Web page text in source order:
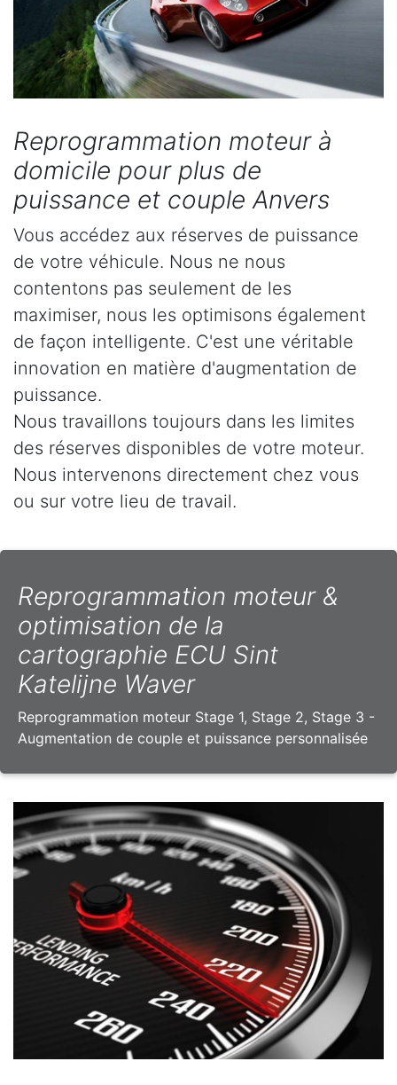
Reprogrammation moteur à
domicile pour plus de
puissance et couple Anvers
Vous accédez aux réserves de puissance
de votre véhicule. Nous ne nous
contentons pas seulement de les
maximiser, nous les optimisons également
de façon intelligente. C'est une véritable
innovation en matière d'augmentation de
puissance.
Nous travaillons toujours dans les limites
des réserves disponibles de votre moteur.
Nous intervenons directement chez vous
ou sur votre lieu de travail.
Reprogrammation moteur &
optimisation de la
cartographie ECU Sint
Katelijne Waver
Reprogrammation moteur Stage 1, Stage 2, Stage 3 -
Augmentation de couple et puissance personnalisée